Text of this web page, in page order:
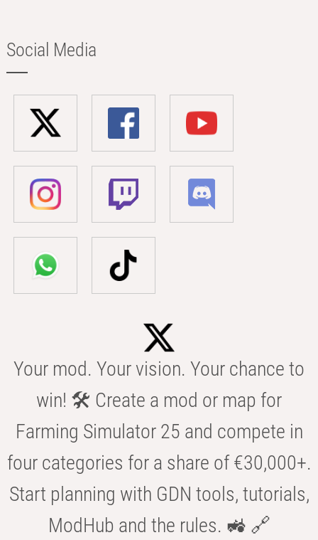
Social Media
Your mod. Your vision. Your chance to
win! 🛠️ Create a mod or map for
Farming Simulator 25 and compete in
four categories for a share of €30,000+.
Start planning with GDN tools, tutorials,
ModHub and the rules. 🚜 🔗